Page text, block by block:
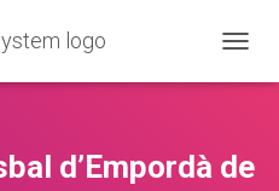
A
I
A
d’Empordà de